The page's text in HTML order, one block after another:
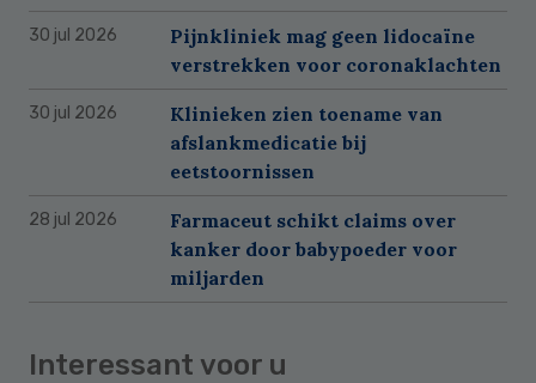
30 jul 2026
Pijnkliniek mag geen lidocaïne
verstrekken voor coronaklachten
30 jul 2026
Klinieken zien toename van
afslankmedicatie bij
eetstoornissen
28 jul 2026
Farmaceut schikt claims over
kanker door babypoeder voor
miljarden
Interessant voor u